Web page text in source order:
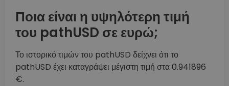
Ποια είναι η υψηλότερη τιμή
του pathUSD σε ευρώ;
Το ιστορικό τιμών του pathUSD δείχνει ότι το
pathUSD έχει καταγράψει μέγιστη τιμή στα 0.941896
€.